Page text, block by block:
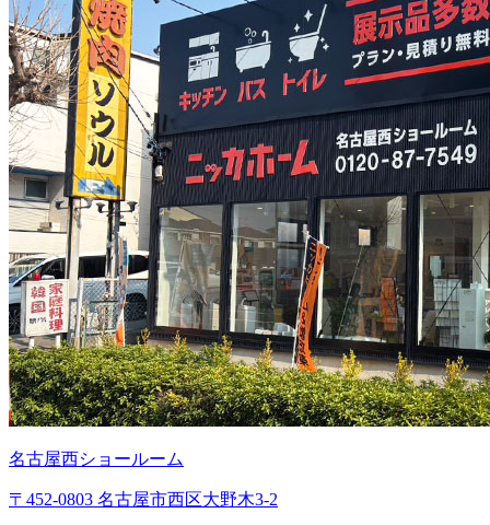
名古屋西ショールーム
〒452-0803 名古屋市西区大野木3-2